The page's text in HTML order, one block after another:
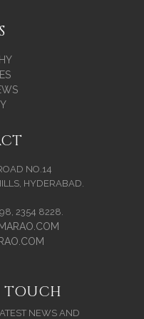
NO.14
HYDERABAD.
2354 8228.
TOUCH
NEWS AND